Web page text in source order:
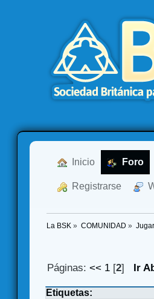
Inicio Foro
Registrarse
La BSK » COMUNIDAD »
Páginas:<< 1 [2] Ir
Etiquetas: